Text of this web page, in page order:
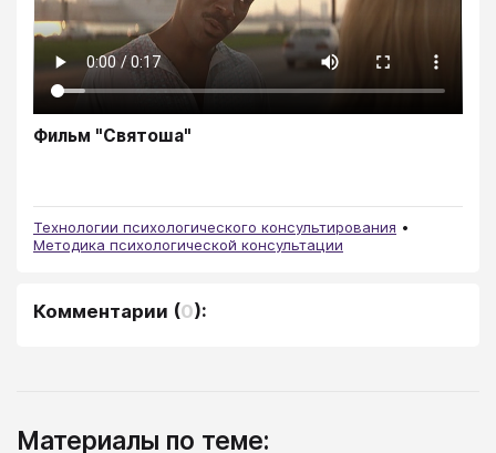
Фильм "Святоша"
Технологии психологического консультирования
Методика психологической консультации
Комментарии (0):
Материалы по теме: